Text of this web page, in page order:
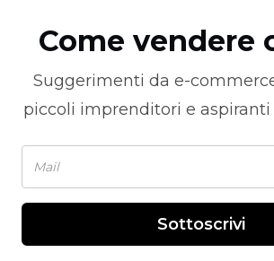
Come vendere
Suggerimenti da e-
piccoli imprenditori e
Sottoscrivi